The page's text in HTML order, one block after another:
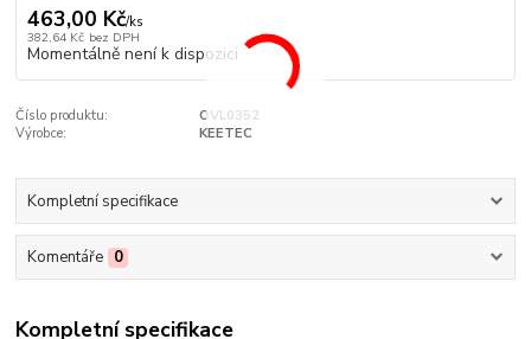
463,00 Kč/ks
382,64 Kč bez DPH
Momentálně není k dispozici
Číslo produktu:
OVL0352
Výrobce:
KEETEC
Kompletní specifikace
Komentáře 0
Kompletní specifikace